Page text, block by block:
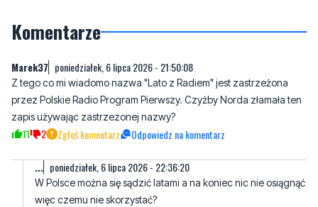
Z tego co mi wiadomo nazwa "Lato z Radiem" jest zastrzeżona
zapis używając zastrzezonej nazwy?
11 2 Zgłoś komentarz Odpowiedz na komentarz
... poniedziałek, 6 lipca 2026 - 22:36:20
W Polsce można się sądzić latami a na koniec nic nie osiągnąć
3 1 Zgłoś komentarz Odpowiedz na komentarz
Autor wtorek, 7 lipca 2026 - 04:19:47